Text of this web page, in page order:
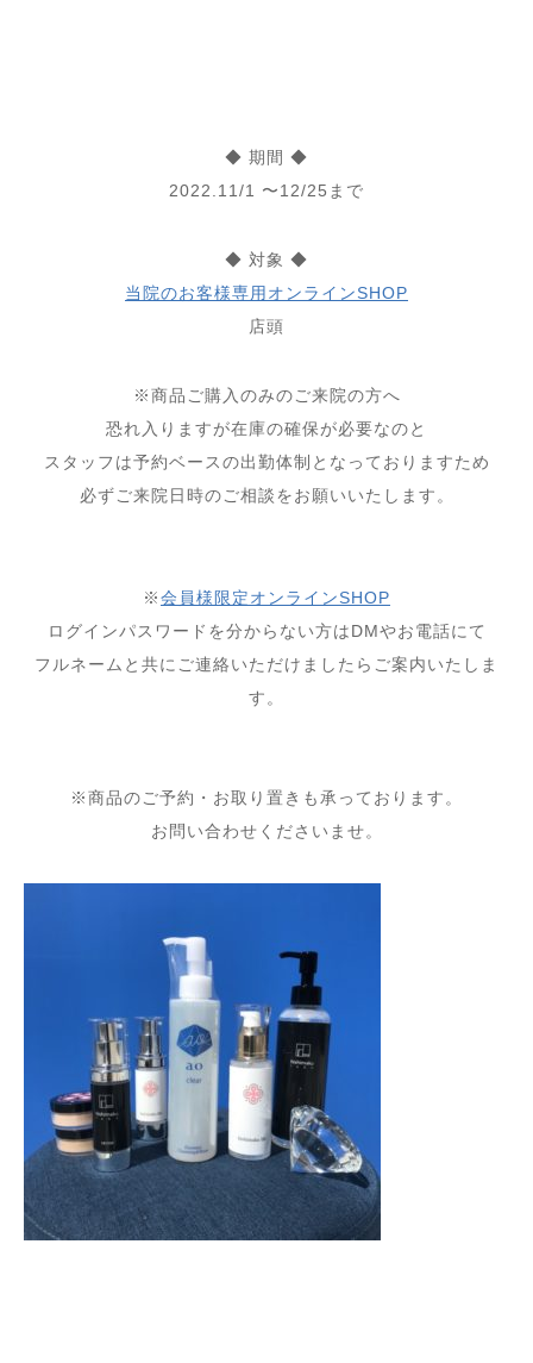
◆ 期間 ◆
2022.11/1 〜12/25まで
◆ 対象 ◆
当院のお客様専用オンラインSHOP
店頭
※商品ご購入のみのご来院の方へ
恐れ入りますが在庫の確保が必要なのと
スタッフは予約ベースの出勤体制となっておりますため
必ずご来院日時のご相談をお願いいたします。
※会員様限定オンラインSHOP
ログインパスワードを分からない方はDMやお電話にて
フルネームと共にご連絡いただけましたらご案内いたしま
す。
※商品のご予約・お取り置きも承っております。
お問い合わせくださいませ。